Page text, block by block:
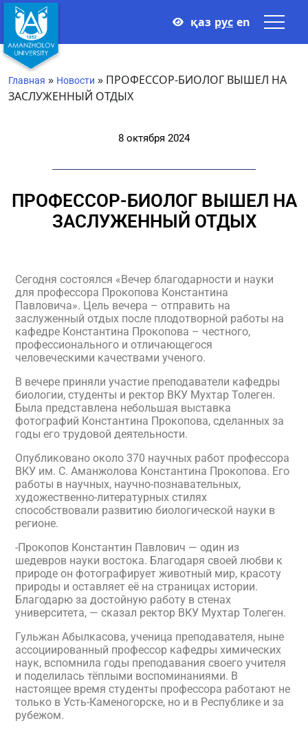
қаз рус en
Главная » Новости » ПРОФЕССОР-БИОЛОГ ВЫШЕЛ НА
ЗАСЛУЖЕННЫЙ ОТДЫХ
8 октября 2024
ПРОФЕССОР-БИОЛОГ ВЫШЕЛ НА
ЗАСЛУЖЕННЫЙ ОТДЫХ
Сегодня состоялся «Вечер благодарности и науки
для профессора Прокопова Константина
Павловича». Цель вечера – отправить на
заслуженный отдых после плодотворной работы на
кафедре Константина Прокопова – честного,
профессионального и отличающегося
человеческими качествами ученого.
В вечере приняли участие преподаватели кафедры
биологии, студенты и ректор ВКУ Мухтар Толеген.
Была представлена небольшая выставка
фотографий Константина Прокопова, сделанных за
годы его трудовой деятельности.
Опубликовано около 370 научных работ профессора
ВКУ им. С. Аманжолова Константина Прокопова. Его
работы в научных, научно-познавательных,
художественно-литературных стилях
способствовали развитию биологической науки в
регионе.
-Прокопов Константин Павлович — один из
шедевров науки востока. Благодаря своей любви к
природе он фотографирует животный мир, красоту
природы и оставляет её на страницах истории.
Благодарю за достойную работу в стенах
университета, — сказал ректор ВКУ Мухтар Толеген.
Гульжан Абылкасова, ученица преподавателя, ныне
ассоциированный профессор кафедры химических
наук, вспомнила годы преподавания своего учителя
и поделилась тёплыми воспоминаниями. В
настоящее время студенты профессора работают не
только в Усть-Каменогорске, но и в Республике и за
рубежом.